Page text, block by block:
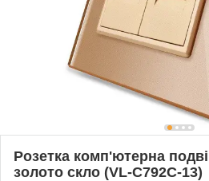
Розетка комп'ютерна
золото скло (VL-C792C-13)